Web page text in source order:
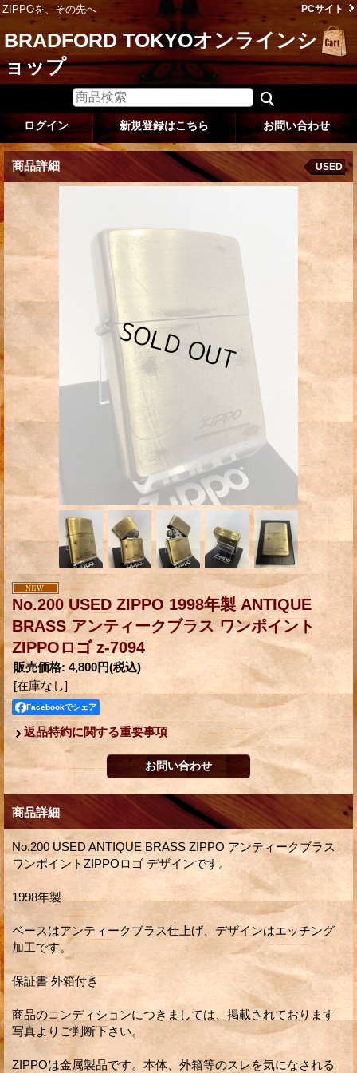
ZIPPOを、その先へ PCサイト
BRADFORD TOKYOオンラインシ
ョップ
ログイン 新規登録はこちら お問い合わせ
商品詳細 USED
No.200 USED ZIPPO 1998年製 ANTIQUE
BRASS アンティークブラス ワンポイント
ZIPPOロゴ z-7094
販売価格: 4,800円(税込)
[在庫なし]
Facebookでシェア
返品特約に関する重要事項
商品詳細
No.200 USED ANTIQUE BRASS ZIPPO アンティークブラス
ワンポイントZIPPOロゴ デザインです。
1998年製
ベースはアンティークブラス仕上げ、デザインはエッチング
加工です。
保証書 外箱付き
商品のコンディションにつきましては、掲載されております
写真よりご判断下さい。
ZIPPOは金属製品です。本体、外箱等のスレを気になされる